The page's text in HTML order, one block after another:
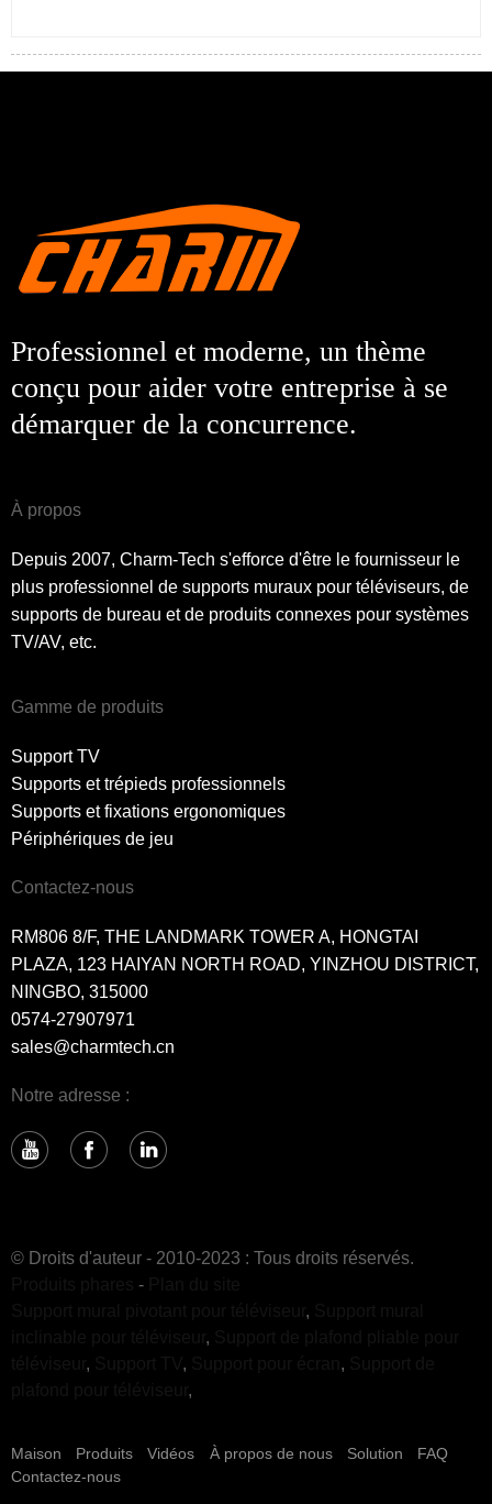
Professionnel et moderne, un thème
conçu pour aider votre entreprise à se
démarquer de la concurrence.
À propos
Depuis 2007, Charm-Tech s'efforce d'être le fournisseur le
plus professionnel de supports muraux pour téléviseurs, de
supports de bureau et de produits connexes pour systèmes
TV/AV, etc.
Gamme de produits
Support TV
Supports et trépieds professionnels
Supports et fixations ergonomiques
Périphériques de jeu
Contactez-nous
RM806 8/F, THE LANDMARK TOWER A, HONGTAI
PLAZA, 123 HAIYAN NORTH ROAD, YINZHOU DISTRICT,
NINGBO, 315000
0574-27907971
sales@charmtech.cn
Notre adresse :
© Droits d'auteur - 2010-2023 : Tous droits réservés.
-
,
,
, , ,
,
Maison Produits Vidéos À propos de nous Solution
FAQ
Contactez-nous